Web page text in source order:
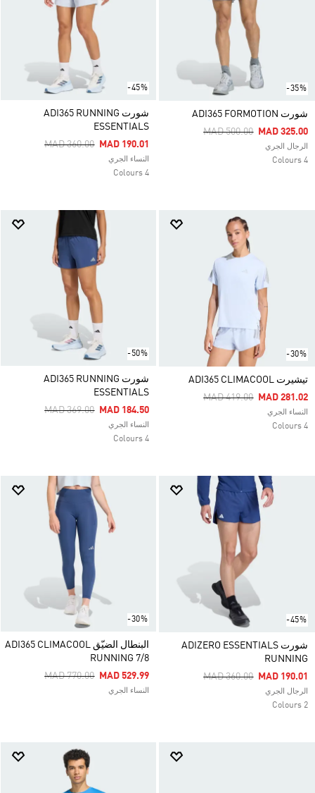
-35%
شورت ADI365 FORMOTION
Price Reduced From
MAD 500.00ToMAD 325.00
الرجال الجري
4 Colours
-45%
شورت ADI365 RUNNING
ESSENTIALS
Price Reduced From
MAD 360.00ToMAD 190.01
النساء الجري
4 Colours
-30%
تيشيرت ADI365 CLIMACOOL
Price Reduced From
MAD 419.00ToMAD 281.02
النساء الجري
4 Colours
-50%
شورت ADI365 RUNNING
ESSENTIALS
Price Reduced From
MAD 369.00ToMAD 184.50
النساء الجري
4 Colours
-45%
شورت ADIZERO ESSENTIALS
RUNNING
Price Reduced From
MAD 360.00ToMAD 190.01
الرجال الجري
2 Colours
-30%
البنطال الضيّق ADI365 CLIMACOOL
RUNNING 7/8
Price Reduced From
MAD 770.00ToMAD 529.99
النساء الجري